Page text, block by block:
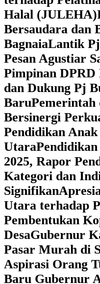
Halal (JULEHA)
Bersaudara dan
BagnaiaLantik
Pesan Agustiar
Pimpinan
dan Dukung Pj
BaruPemerintah
Bersinergi
Pendidikan
Utara
2025, Rapor
Kategori dan
Signifikan
Utara terhadap
Pembentukan
Desa‎Gubernur
Pasar Murah di
Aspirasi Orang
Baru Gubernur